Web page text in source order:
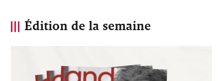
Édition de la semaine